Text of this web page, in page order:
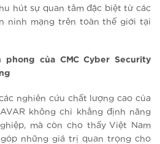
hút sự quan tâm đặc biệt từ các
ninh mạng trên toàn thế giới tại
của CMC Cyber Security
nghiên cứu chất lượng cao của
không chỉ khẳng định năng
mà còn cho thấy Việt Nam
những giá trị quan trọng cho